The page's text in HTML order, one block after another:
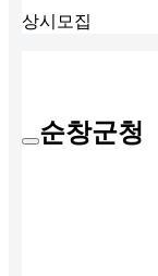
상시모집
순창군청